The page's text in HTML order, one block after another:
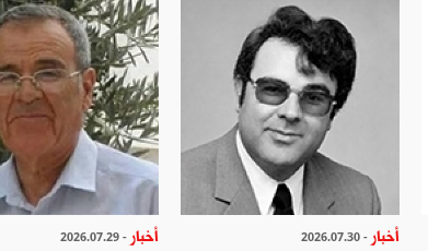
أخبار - 2026.07.30 أخبار - 2026.07.29